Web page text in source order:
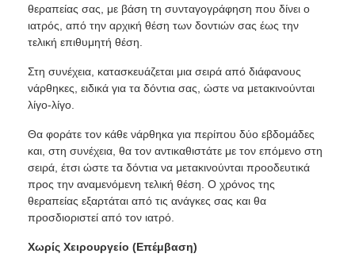
θεραπείας σας, με βάση τη συνταγογράφηση που δίνει ο
ιατρός, από την αρχική θέση των δοντιών σας έως την
τελική επιθυμητή θέση.
Στη συνέχεια, κατασκευάζεται μια σειρά από διάφανους
νάρθηκες, ειδικά για τα δόντια σας, ώστε να μετακινούνται
λίγο-λίγο.
Θα φοράτε τον κάθε νάρθηκα για περίπου δύο εβδομάδες
και, στη συνέχεια, θα τον αντικαθιστάτε με τον επόμενο στη
σειρά, έτσι ώστε τα δόντια να μετακινούνται προοδευτικά
προς την αναμενόμενη τελική θέση. Ο χρόνος της
θεραπείας εξαρτάται από τις ανάγκες σας και θα
προσδιοριστεί από τον ιατρό.
Χωρίς Χειρουργείο (Επέμβαση)